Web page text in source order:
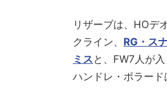
リザーブは、HOデ
クライン、 RG・ス
ミス と、FW7人が
ハンドレ・ポラード